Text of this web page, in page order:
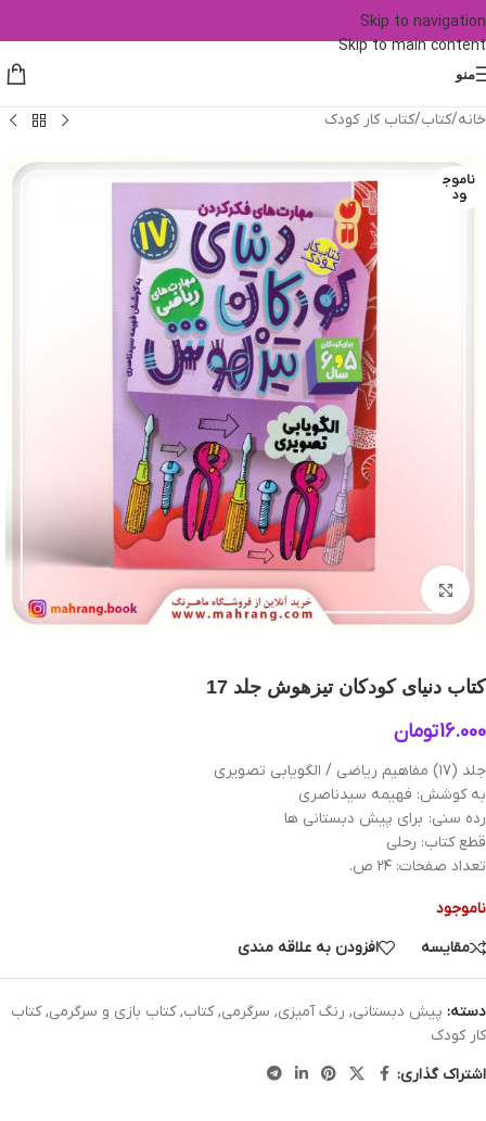
Skip to navigation
Skip to main content
منو
خانه/کتاب/کتاب کار کودک
ناموج
ود
بزرگنمایی تصویر
کتاب دنیای کودکان تیزهوش جلد 17
16.000تومان
جلد (۱۷) مفاهیم ریاضی / الگویابی تصویری
به کوشش: فهیمه سیدناصری
رده سنی: برای پیش دبستانی ها
قطع کتاب: رحلی
تعداد صفحات: ۲۴ ص.
ناموجود
مقایسه
افزودن به علاقه مندی
دسته: پیش دبستانی, رنگ آمیزی, سرگرمی, کتاب, کتاب بازی و سرگرمی, کتاب
کار کودک
اشتراک گذاری: